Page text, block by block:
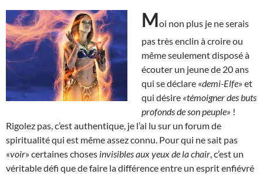
Moi non plus je ne serais
pas très enclin à croire ou
même seulement disposé à
écouter un jeune de 20 ans
qui se déclare «demi-Elfe» et
qui désire «témoigner des buts
profonds de son peuple» !
Rigolez pas, c’est authentique, je l’ai lu sur un forum de
spiritualité qui est même assez connu. Pour qui ne sait pas
«voir» certaines choses invisibles aux yeux de la chair , c’est un
véritable défi que de faire la différence entre un esprit enfiévré